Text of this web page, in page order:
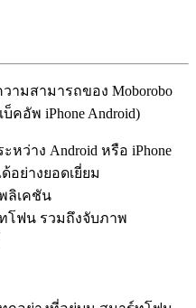
ามสามารถของ Moborobo
อัพ iPhone Android)
ว่าง Android หรือ iPhone
อย่างยอดเยี่ยม
ลิเคชัน
โฟน รวมถึงจับภาพ